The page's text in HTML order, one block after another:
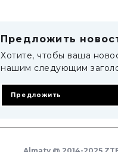
Предложить
Хотите, чтобы ваша
нашим следующим
Предложить